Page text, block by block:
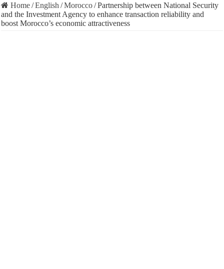
Home/English /Morocco/Partnership between National Security
and the Investment Agency to enhance transaction reliability and
boost Morocco’s economic attractiveness